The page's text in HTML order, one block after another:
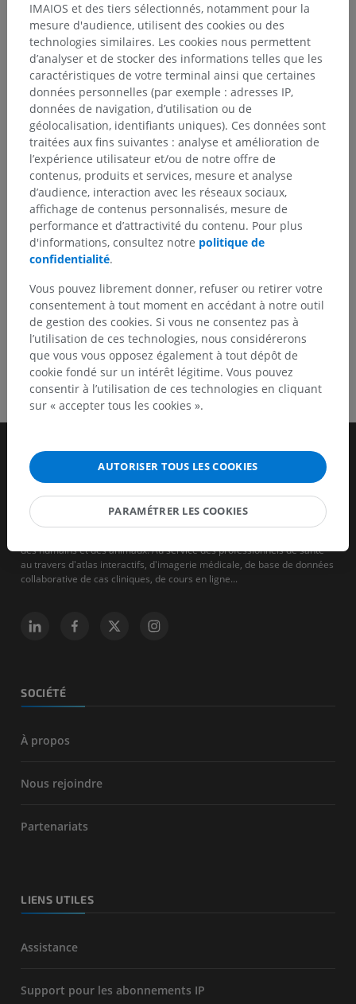
Traductions
Vous avez vu une erreur ?
N’hésitez pas à nous suggérer une correction, une
traduction, une amélioration de contenu.
Signaler un problème
TÉLÉCHARGEZ L'APPLI
des humains et des animaux. Au service des professionnels de santé
au travers d'atlas interactifs, d'imagerie médicale, de base de données
collaborative de cas cliniques, de cours en ligne...
SOCIÉTÉ
À propos
Nous rejoindre
Partenariats
LIENS UTILES
Assistance
Support pour les abonnements IP
IMAIOS et des tiers sélectionnés, notamment pour la
mesure d'audience, utilisent des cookies ou des
technologies similaires. Les cookies nous permettent
d’analyser et de stocker des informations telles que les
caractéristiques de votre terminal ainsi que certaines
données personnelles (par exemple : adresses IP,
données de navigation, d’utilisation ou de
géolocalisation, identifiants uniques). Ces données sont
traitées aux fins suivantes : analyse et amélioration de
l’expérience utilisateur et/ou de notre offre de
contenus, produits et services, mesure et analyse
d’audience, interaction avec les réseaux sociaux,
affichage de contenus personnalisés, mesure de
performance et d’attractivité du contenu. Pour plus
d'informations, consultez notre politique de
confidentialité.
Vous pouvez librement donner, refuser ou retirer votre
consentement à tout moment en accédant à notre outil
de gestion des cookies. Si vous ne consentez pas à
l’utilisation de ces technologies, nous considérerons
que vous vous opposez également à tout dépôt de
cookie fondé sur un intérêt légitime. Vous pouvez
consentir à l’utilisation de ces technologies en cliquant
sur « accepter tous les cookies ».
AUTORISER TOUS LES COOKIES
PARAMÉTRER LES COOKIES